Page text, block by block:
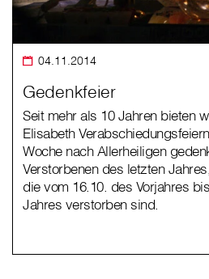
04.11.2014
Gedenkfeier
Seit mehr als 10 Jahren bieten
Elisabeth
Woche nach Allerheiligen
Verstorbenen des letzten
die vom 16.10. des Vorjahres
Jahres verstorben sind.